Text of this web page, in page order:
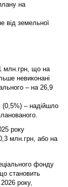
на
від земельної
млн.грн, що на
невиконані
– на 26,9
(0,5%) – надійшло
року
млн.грн, або на
фонду
становить
року,